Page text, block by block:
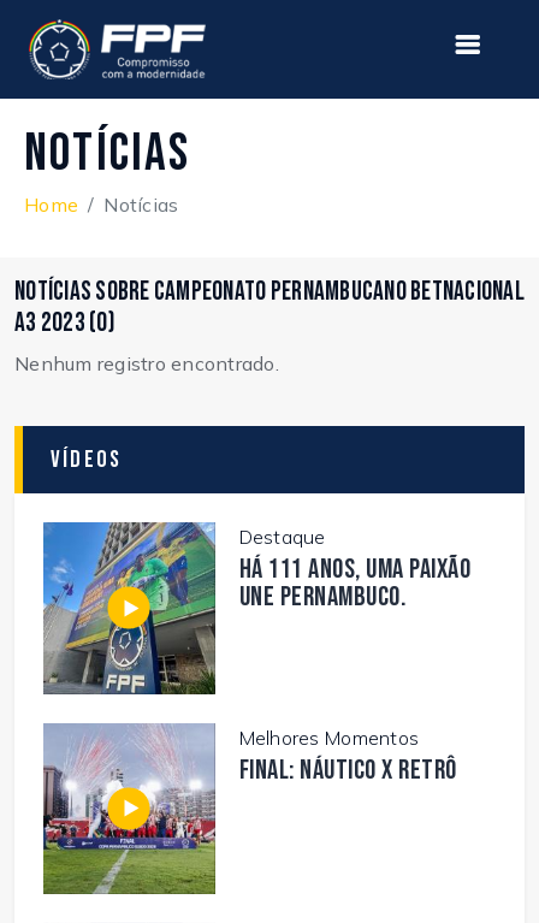
Notícias
Home Notícias
Notícias sobre Campeonato Pernambucano Betnacional
A3 2023 (0)
Nenhum registro encontrado.
Vídeos
Destaque
Há 111 anos, uma paixão
une Pernambuco.
Melhores Momentos
FINAL: NÁUTICO X RETRÔ